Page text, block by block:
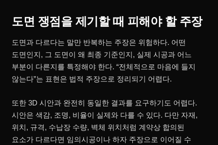
도면 쟁점을 제기할 때 피해야 할 주장
도면과 다르다는 말만 반복하는 주장은 위험하다. 어떤
도면인지, 그 도면이 왜 최종 기준인지, 실제 시공과 어느
부분이 다른지를 특정해야 한다. “전체적으로 마음에 들지
않는다”는 표현은 법적 주장으로 정리되기 어렵다.
또한 3D 시안과 완전히 동일한 결과를 요구하기도 어렵다.
시안은 색감, 조명, 비율이 실제와 다를 수 있다. 다만 자재,
위치, 규격, 수납장 수량, 벽체 위치처럼 계약상 합의된
요소가 다르다면 임의시공이나 하자 주장으로 이어질 수